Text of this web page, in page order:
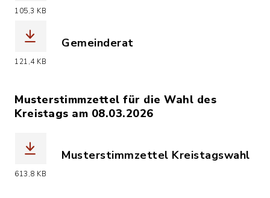
105,3 KB
121,4 KB
Gemeinderat
Musterstimmzettel für die Wahl des
Kreistags am 08.03.2026
613,8 KB
Musterstimmzettel Kreistagswahl